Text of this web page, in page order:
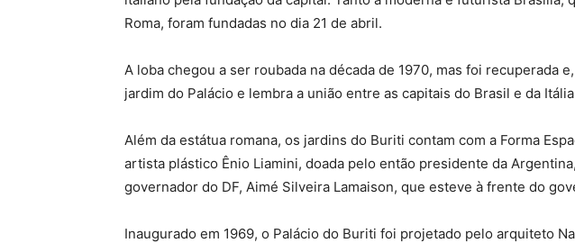
Roma, foram fundadas no dia 21 de abril.
A loba chegou a ser roubada na década de 1970, mas foi recuperada
jardim do Palácio e lembra a união entre as capitais do Brasil e da
Além da estátua romana, os jardins do Buriti contam com a Forma
artista plástico Ênio Liamini, doada pelo então presidente da
governador do DF, Aimé Silveira Lamaison, que esteve à frente do
Inaugurado em 1969, o Palácio do Buriti foi projetado pelo arquiteto